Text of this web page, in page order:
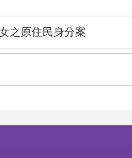
之原住民身分案